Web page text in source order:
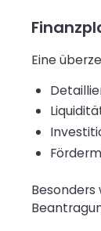
Eine